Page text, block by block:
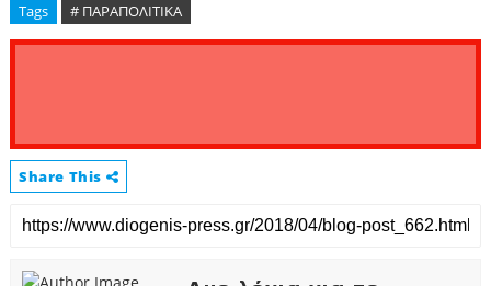
Tags # ΠΑΡΑΠΟΛΙΤΙΚΑ
Share This